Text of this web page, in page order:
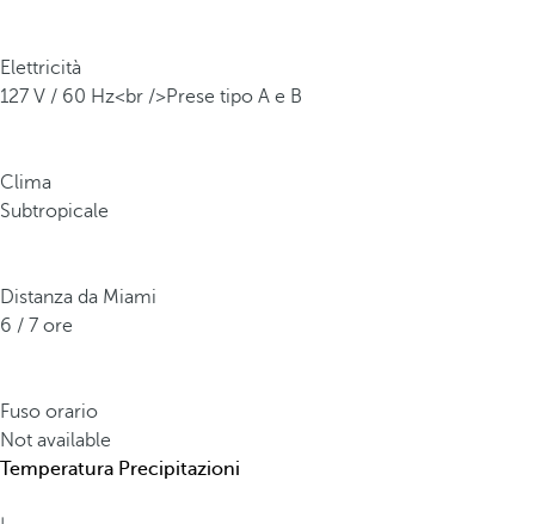
Elettricità
127 V / 60 Hz<br />Prese tipo A e B
Clima
Subtropicale
Distanza da Miami
6 / 7 ore
Fuso orario
Not available
Temperatura Precipitazioni